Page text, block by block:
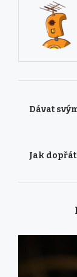
Dávat
Jak